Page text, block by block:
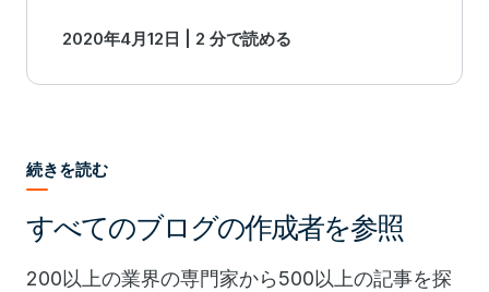
2020年4月12日 | 2 分で読める
続きを読む
すべてのブログの作成者を参照
200以上の業界の専門家から500以上の記事を探